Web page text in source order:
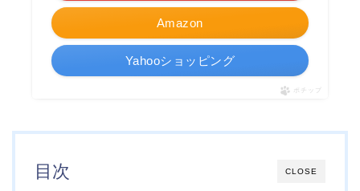
Amazon
Yahooショッピング
ポチップ
CLOSE
目次